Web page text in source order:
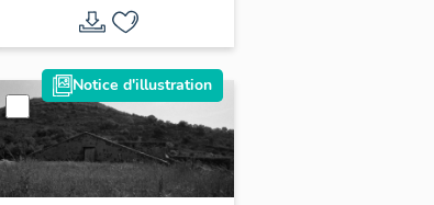
Notice d'illustration